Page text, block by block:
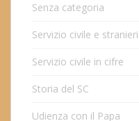
Senza categoria
Servizio civile e stranieri
Servizio civile in cifre
Storia del SC
Udienza con il Papa